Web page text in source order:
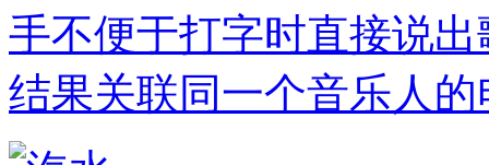
手不便于打字时直接说
结果关联同一个音乐人